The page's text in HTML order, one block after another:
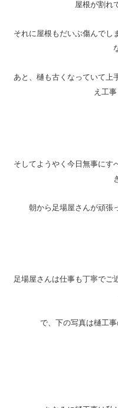
屋根が割れ
それに屋根もだいぶ傷んでし
あと、樋も古くなっていて上
え工
そしてようやく今日無事にす
朝から足場屋さんが頑張
足場屋さんは仕事も丁寧でご
で、下の写真は樋工